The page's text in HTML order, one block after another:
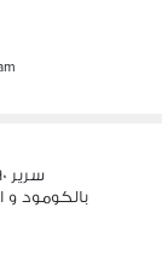
بالكومود و